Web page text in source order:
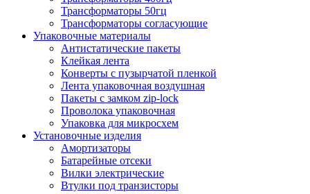
Трансформаторы 50гц
Трансформаторы согласующие
Упаковочные материалы
Антистатические пакеты
Клейкая лента
Конверты с пузырчатой пленкой
Лента упаковочная воздушная
Пакеты с замком zip-lock
Проволока упаковочная
Упаковка для микросхем
Установочные изделия
Амортизаторы
Батарейные отсеки
Вилки электрические
Втулки под транзисторы